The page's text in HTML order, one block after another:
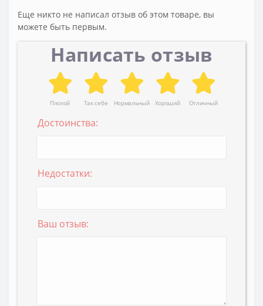
Еще никто не написал отзыв об этом товаре, вы
можете быть первым.
Написать отзыв
Плохой Так себе Нормальный Хороший Отличный
Достоинства:
Недостатки:
Ваш отзыв: